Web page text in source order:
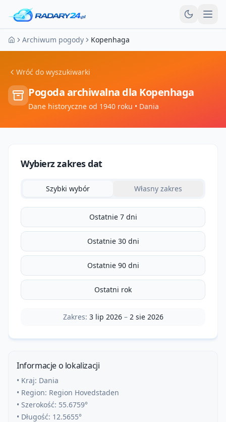
Strona główna
Archiwum pogody Kopenhaga
Wróć do wyszukiwarki
Pogoda archiwalna dla Kopenhaga
Dane historyczne od 1940 roku • Dania
Wybierz zakres dat
Szybki wybór Własny zakres
Ostatnie 7 dni
Ostatnie 30 dni
Ostatnie 90 dni
Ostatni rok
Zakres: 3 lip 2026– 2 sie 2026
Informacje o lokalizacji
• Kraj: Dania
• Region: Region Hovedstaden
• Szerokość: 55.6759°
• Długość: 12.5655°